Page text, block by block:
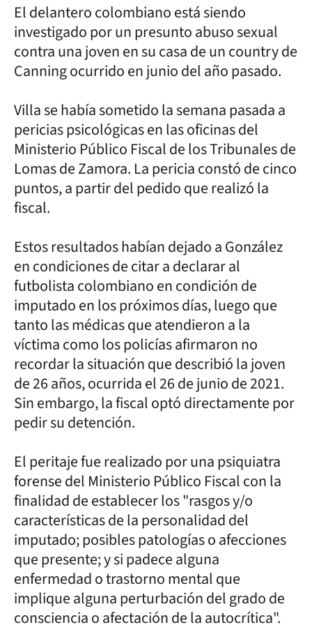
El delantero colombiano está siendo
investigado por un presunto abuso sexual
contra una joven en su casa de un country de
Canning ocurrido en junio del año pasado.
Villa se había sometido la semana pasada a
pericias psicológicas en las oficinas del
Ministerio Público Fiscal de los Tribunales de
Lomas de Zamora. La pericia constó de cinco
puntos, a partir del pedido que realizó la
fiscal.
Estos resultados habían dejado a González
en condiciones de citar a declarar al
futbolista colombiano en condición de
imputado en los próximos días, luego que
tanto las médicas que atendieron a la
víctima como los policías afirmaron no
recordar la situación que describió la joven
de 26 años, ocurrida el 26 de junio de 2021.
Sin embargo, la fiscal optó directamente por
pedir su detención.
El peritaje fue realizado por una psiquiatra
forense del Ministerio Público Fiscal con la
finalidad de establecer los "rasgos y/o
características de la personalidad del
imputado; posibles patologías o afecciones
que presente; y si padece alguna
enfermedad o trastorno mental que
implique alguna perturbación del grado de
consciencia o afectación de la autocrítica".